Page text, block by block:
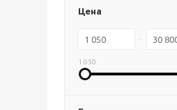
Цена
1 050